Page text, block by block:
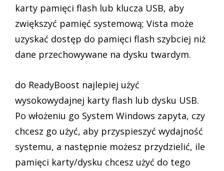
karty pamięci flash lub klucza USB, aby
zwiększyć pamięć systemową; Vista może
uzyskać dostęp do pamięci flash szybciej niż
dane przechowywane na dysku twardym.
do ReadyBoost najlepiej użyć
wysokowydajnej karty flash lub dysku USB.
Po włożeniu go System Windows zapyta, czy
chcesz go użyć, aby przyspieszyć wydajność
systemu, a następnie możesz przydzielić, ile
pamięci karty/dysku chcesz użyć do tego